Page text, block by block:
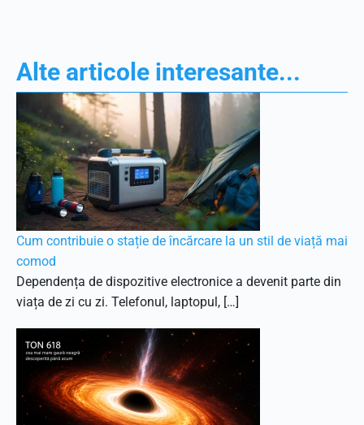
Alte articole interesante...
Cum contribuie o stație de încărcare la un stil de viață mai
comod
Dependența de dispozitive electronice a devenit parte din
viața de zi cu zi. Telefonul, laptopul, […]